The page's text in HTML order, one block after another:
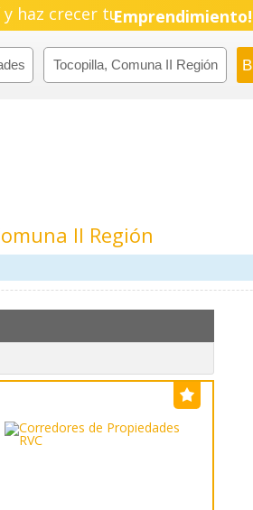
haz crecer tuPyme!
Emprendimiento!
II Región